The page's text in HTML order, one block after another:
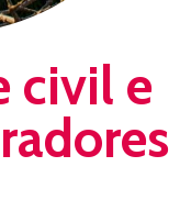
civil e